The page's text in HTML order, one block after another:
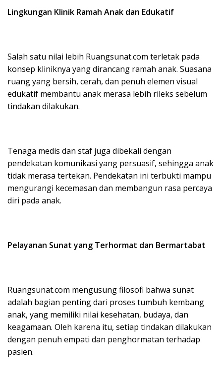
Lingkungan Klinik Ramah Anak dan Edukatif
Salah satu nilai lebih Ruangsunat.com terletak pada
konsep kliniknya yang dirancang ramah anak. Suasana
ruang yang bersih, cerah, dan penuh elemen visual
edukatif membantu anak merasa lebih rileks sebelum
tindakan dilakukan.
Tenaga medis dan staf juga dibekali dengan
pendekatan komunikasi yang persuasif, sehingga anak
tidak merasa tertekan. Pendekatan ini terbukti mampu
mengurangi kecemasan dan membangun rasa percaya
diri pada anak.
Pelayanan Sunat yang Terhormat dan Bermartabat
Ruangsunat.com mengusung filosofi bahwa sunat
adalah bagian penting dari proses tumbuh kembang
anak, yang memiliki nilai kesehatan, budaya, dan
keagamaan. Oleh karena itu, setiap tindakan dilakukan
dengan penuh empati dan penghormatan terhadap
pasien.